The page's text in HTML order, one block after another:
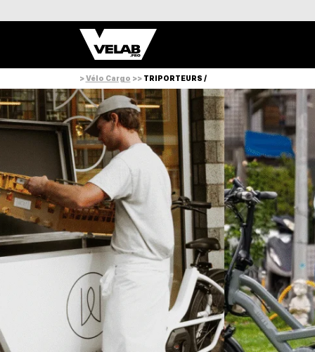
>Vélo Cargo >> TRIPORTEURS /